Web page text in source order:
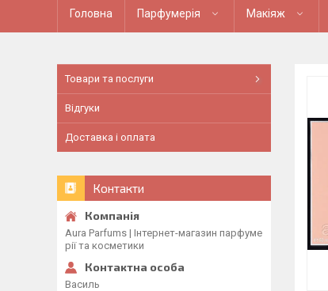
Головна Парфумерія Макіяж
Товари та послуги
Відгуки
Доставка і оплата
Контакти
Aura Parfums | Інтернет-магазин парфуме
рії та косметики
Василь